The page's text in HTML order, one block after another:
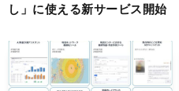
し」に使える新サービス開始